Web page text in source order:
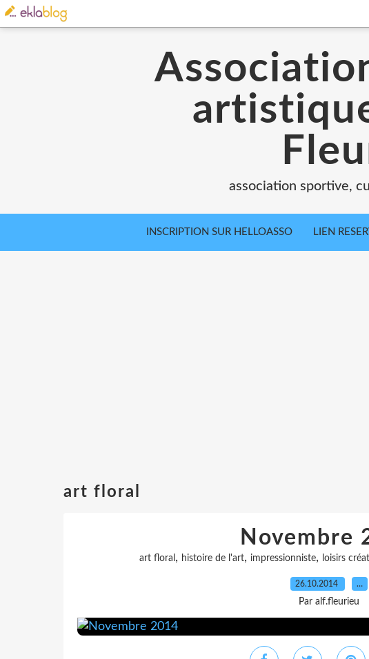
association sportive,
INSCRIPTION SUR HELLOASSO LIEN
art floral
Novembre
art floral , histoire de l'art, impressionniste, loisirs
26.10.2014 …
Par alf.fleurieu